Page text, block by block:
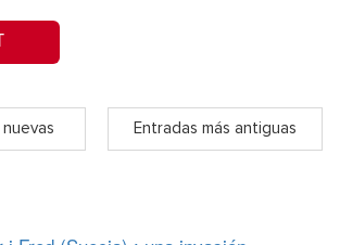
nuevas Entradas más antiguas